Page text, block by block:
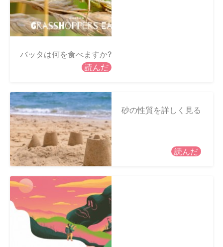
バッタは何を食べますか?
読んだ
砂の性質を詳しく見る
読んだ